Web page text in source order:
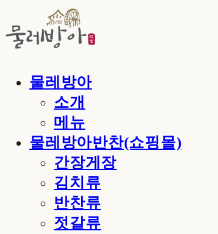
물레방아
소개
메뉴
물레방아반찬(쇼핑몰)
간장게장
김치류
반찬류
젓갈류